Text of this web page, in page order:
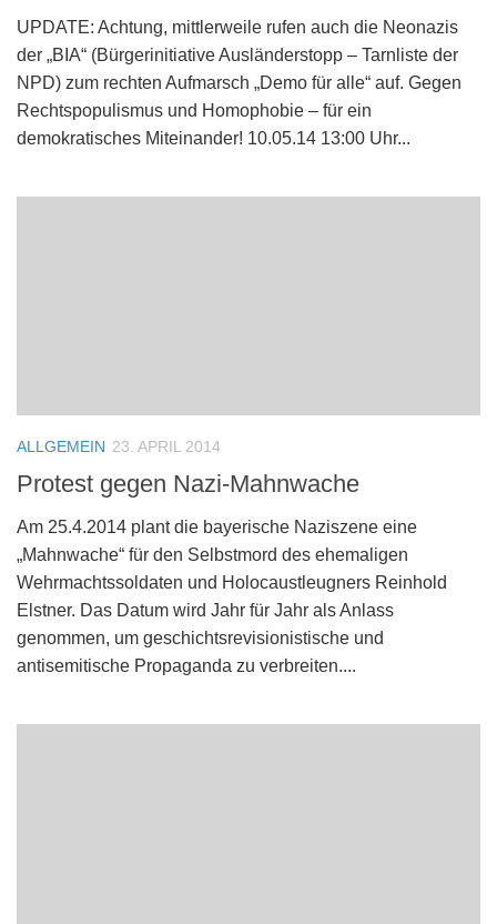
UPDATE: Achtung, mittlerweile rufen auch die Neonazis
der „BIA“ (Bürgerinitiative Ausländerstopp – Tarnliste der
NPD) zum rechten Aufmarsch „Demo für alle“ auf. Gegen
Rechtspopulismus und Homophobie – für ein
demokratisches Miteinander! 10.05.14 13:00 Uhr...
ALLGEMEIN 23. APRIL 2014
Protest gegen Nazi-Mahnwache
Am 25.4.2014 plant die bayerische Naziszene eine
„Mahnwache“ für den Selbstmord des ehemaligen
Wehrmachtssoldaten und Holocaustleugners Reinhold
Elstner. Das Datum wird Jahr für Jahr als Anlass
genommen, um geschichtsrevisionistische und
antisemitische Propaganda zu verbreiten....